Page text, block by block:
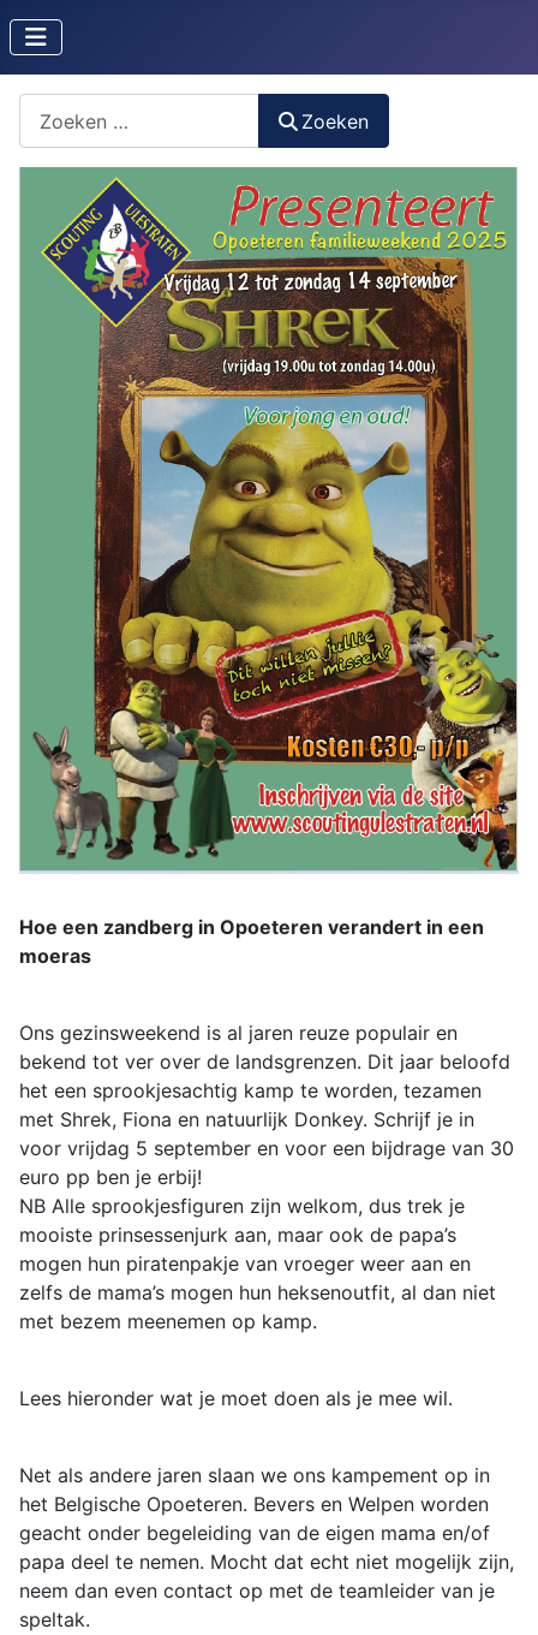
Zoeken
Hoe een zandberg in Opoeteren verandert in een
moeras
Ons gezinsweekend is al jaren reuze populair en
bekend tot ver over de landsgrenzen. Dit jaar beloofd
het een sprookjesachtig kamp te worden, tezamen
met Shrek, Fiona en natuurlijk Donkey. Schrijf je in
voor vrijdag 5 september en voor een bijdrage van 30
euro pp ben je erbij!
NB Alle sprookjesfiguren zijn welkom, dus trek je
mooiste prinsessenjurk aan, maar ook de papa’s
mogen hun piratenpakje van vroeger weer aan en
zelfs de mama’s mogen hun heksenoutfit, al dan niet
met bezem meenemen op kamp.
Lees hieronder wat je moet doen als je mee wil.
Net als andere jaren slaan we ons kampement op in
het Belgische Opoeteren. Bevers en Welpen worden
geacht onder begeleiding van de eigen mama en/of
papa deel te nemen. Mocht dat echt niet mogelijk zijn,
neem dan even contact op met de teamleider van je
speltak.